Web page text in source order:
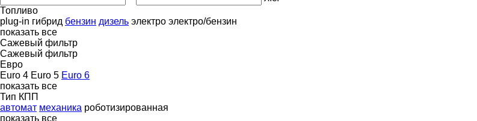
Топливо
plug-in гибрид бензин дизель электро электро/бензин
показать все
Сажевый фильтр
Сажевый фильтр
Евро
Euro 4 Euro 5 Euro 6
показать все
Тип КПП
автомат механика роботизированная
показать все